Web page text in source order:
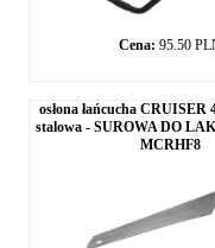
Cena: 95.50
osłona łańcucha CRUISER
stalowa - SUROWA DO
MCRHF8